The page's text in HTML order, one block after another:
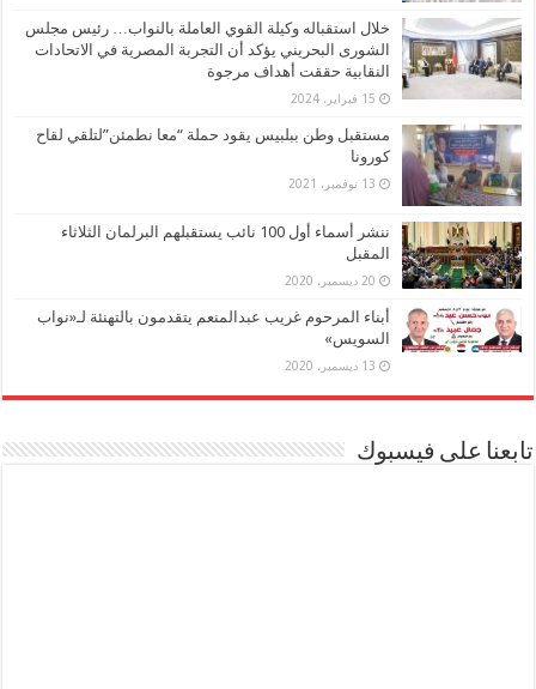
خلال استقباله وكيلة القوي العاملة بالنواب… رئيس مجلس
الشورى البحريني يؤكد أن التجربة المصرية في الاتحادات
النقابية حققت أهداف مرجوة
15 فبراير، 2024
مستقبل وطن ببلبيس يقود حملة “معا نطمئن”لتلقي لقاح
كورونا
13 نوفمبر، 2021
ننشر أسماء أول 100 نائب يستقبلهم البرلمان الثلاثاء
المقبل
20 ديسمبر، 2020
أبناء المرحوم غريب عبدالمنعم يتقدمون بالتهنئة لـ«نواب
السويس»
13 ديسمبر، 2020
تابعنا على فيسبوك